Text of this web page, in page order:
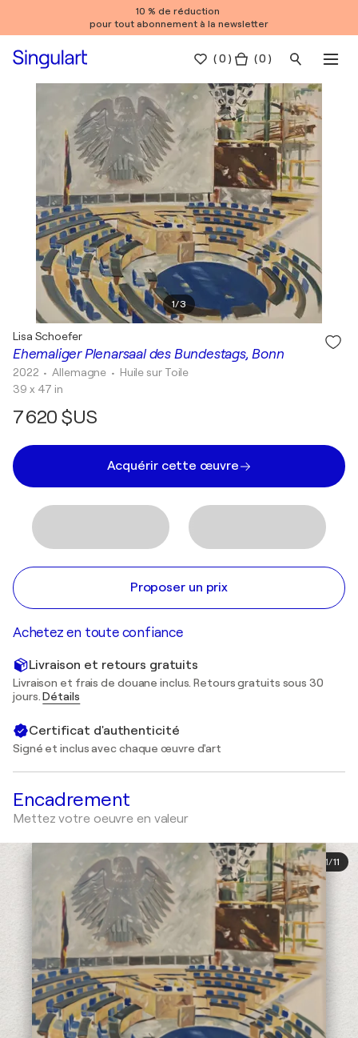
10 % de réduction
pour tout abonnement à la newsletter
(0 ) ( 0 )
1/3
Ehemaliger Plenarsaal des Bundestags, Bonn
Lisa Schoefer
2022 • Allemagne • Huile sur Toile
39 x 47 in
7 620 $US
Acquérir cette œuvre
Proposer un prix
Achetez en toute confiance
Livraison et retours gratuits
Livraison et frais de douane inclus. Retours gratuits sous 30
jours.Détails
Certificat d'authenticité
Signé et inclus avec chaque œuvre d'art
Encadrement
Mettez votre oeuvre en valeur
1/11